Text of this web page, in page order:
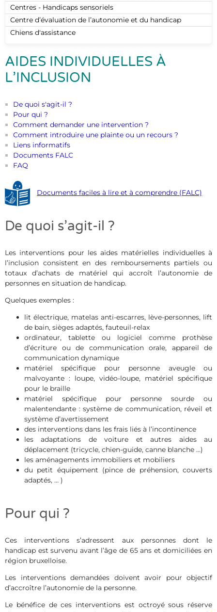
Centres - Handicaps sensoriels
Centre d’évaluation de l’autonomie et du handicap
Chiens d'assistance
AIDES INDIVIDUELLES À
L’INCLUSION
De quoi s'agit-il ?
Pour qui ?
Comment demander une intervention ?
Comment introduire une plainte ou un recours ?
Liens informatifs
Documents FALC
FAQ
Documents faciles à lire et à comprendre (FALC)
De quoi s’agit-il ?
Les interventions pour les aides matérielles individuelles à
l’inclusion consistent en des remboursements partiels ou
totaux d’achats de matériel qui accroît l’autonomie de
personnes en situation de handicap.
Quelques exemples :
lit électrique, matelas anti-escarres, lève-personnes, lift
de bain, sièges adaptés, fauteuil-relax
ordinateur, tablette ou logiciel comme prothèse
d’écriture ou de communication orale, appareil de
communication dynamique
matériel spécifique pour personne aveugle ou
malvoyante : loupe, vidéo-loupe, matériel spécifique
pour le braille
matériel spécifique pour personne sourde ou
malentendante : système de communication, réveil et
système d’avertissement
des interventions dans les frais liés à l’incontinence
les adaptations de voiture et autres aides au
déplacement (tricycle, chien-guide, canne blanche …)
les aménagements immobiliers et mobiliers
du petit équipement (pince de préhension, couverts
adaptés, … )
Pour qui ?
Ces interventions s’adressent aux personnes dont le
handicap est survenu avant l’âge de 65 ans et domiciliées en
région bruxelloise.
Les interventions demandées doivent avoir pour objectif
d’accroître l’autonomie de la personne.
Le bénéfice de ces interventions est octroyé sous réserve